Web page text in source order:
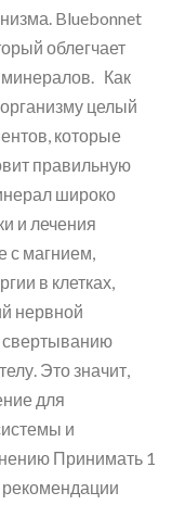
Bluebonnet
облегчает
минералов. Как
целый
которые
правильную
широко
и лечения
с магнием,
в клетках,
нервной
свертыванию
Это значит,
для
и
Принимать 1